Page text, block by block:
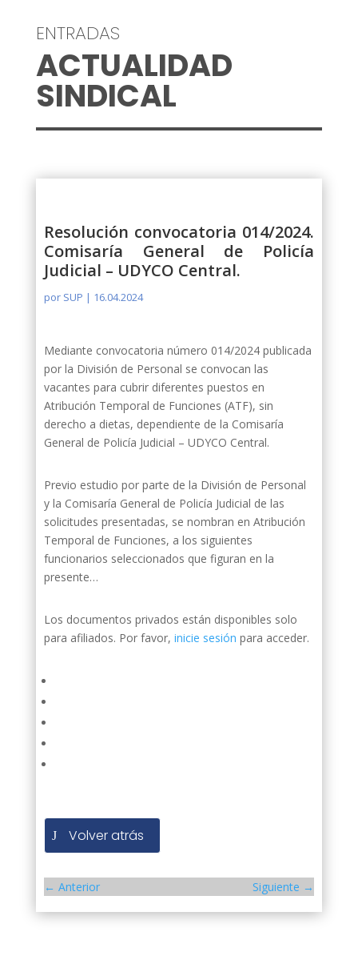
ENTRADAS
ACTUALIDAD
SINDICAL
Resolución convocatoria 014/2024.
Comisaría General de Policía
Judicial – UDYCO Central.
por SUP | 16.04.2024
Mediante convocatoria número 014/2024 publicada
por la División de Personal se convocan las
vacantes para cubrir diferentes puestos en
Atribución Temporal de Funciones (ATF), sin
derecho a dietas, dependiente de la Comisaría
General de Policía Judicial – UDYCO Central.
Previo estudio por parte de la División de Personal
y la Comisaría General de Policía Judicial de las
solicitudes presentadas, se nombran en Atribución
Temporal de Funciones, a los siguientes
funcionarios seleccionados que figuran en la
presente…
Los documentos privados están disponibles solo
para afiliados. Por favor, inicie sesión para acceder.
Volver atrás
← Anterior Siguiente →